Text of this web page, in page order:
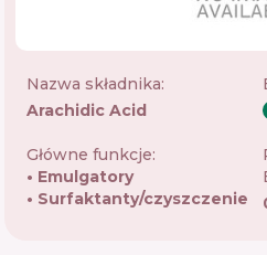
Nazwa składnika:
Arachidic Acid
Główne funkcje:
Emulgatory
Surfaktanty/czyszczenie